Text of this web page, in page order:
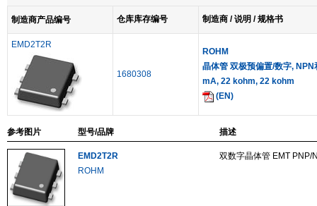
制造商产品编号 仓库库存编号 制造商 / 说明 / 规格书
EMD2T2R
1680308
ROHM
晶体管 双极预偏置/数字,
mA, 22 kohm, 22 kohm
(EN)
参考图片 型号/品牌 描述
EMD2T2R
ROHM
双数字晶体管 EMT PNP/